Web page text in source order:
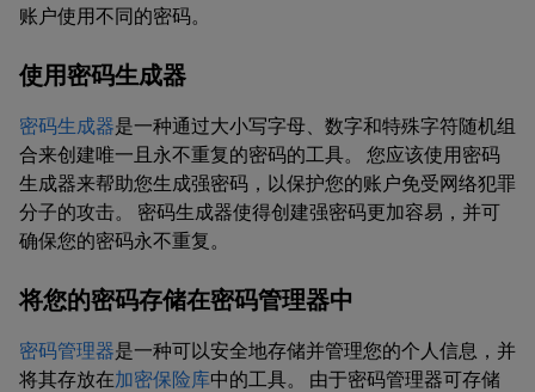
账户使用不同的密码。
使用密码生成器
密码生成器是一种通过大小写字母、数字和特殊字符随机组
合来创建唯一且永不重复的密码的工具。 您应该使用密码
生成器来帮助您生成强密码，以保护您的账户免受网络犯罪
分子的攻击。 密码生成器使得创建强密码更加容易，并可
确保您的密码永不重复。
将您的密码存储在密码管理器中
密码管理器是一种可以安全地存储并管理您的个人信息，并
将其存放在加密保险库中的工具。 由于密码管理器可存储